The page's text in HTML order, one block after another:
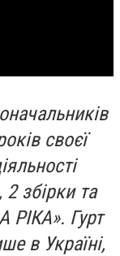
своєї
збірки та
РІКА». Гурт
в Україні,